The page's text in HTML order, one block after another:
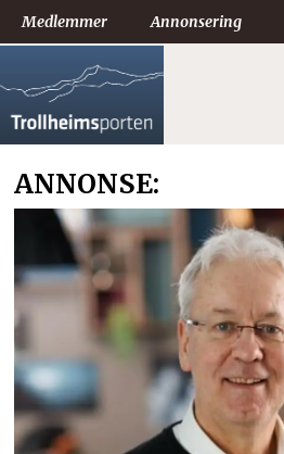
Medlemmer Annonsering
ANNONSE: